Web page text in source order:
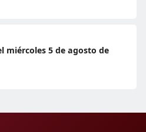
miércoles 5 de agosto de